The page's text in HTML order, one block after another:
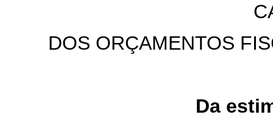
DOS ORÇAMENTOS
Da